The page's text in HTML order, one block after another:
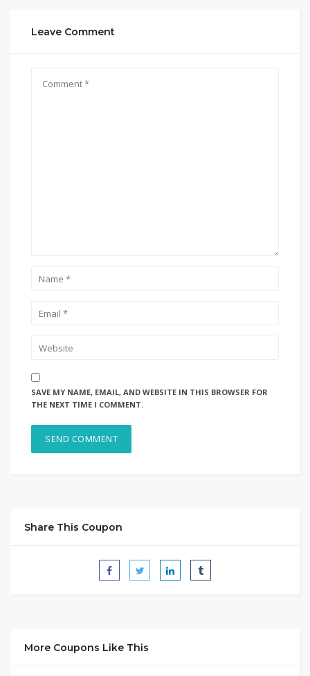
Leave Comment
SAVE MY NAME, EMAIL, AND WEBSITE IN THIS BROWSER FOR
THE NEXT TIME I COMMENT.
Share This Coupon
More Coupons Like This